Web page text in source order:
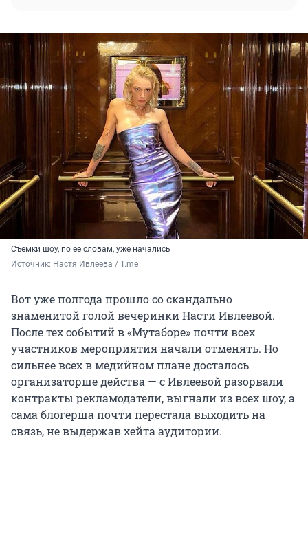
Съемки шоу, по ее словам, уже начались
Источник: Настя Ивлеева / T.me
Вот уже полгода прошло со скандально
знаменитой голой вечеринки Насти Ивлеевой.
После тех событий в «Мутаборе» почти всех
участников мероприятия начали отменять. Но
сильнее всех в медийном плане досталось
организаторше действа — с Ивлеевой разорвали
контракты рекламодатели, выгнали из всех шоу, а
сама блогерша почти перестала выходить на
связь, не выдержав хейта аудитории.